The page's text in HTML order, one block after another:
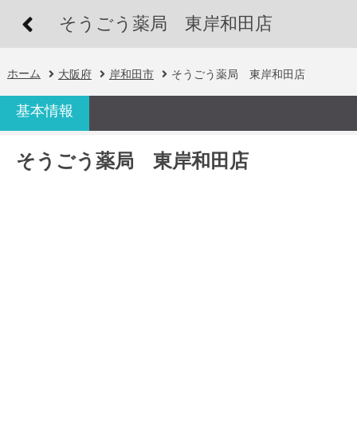
そうごう薬局 東岸和田店
ホーム 大阪府 岸和田市 そうごう薬局 東岸和田店
基本情報
そうごう薬局 東岸和田店